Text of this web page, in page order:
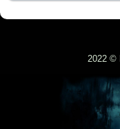
2022 ©